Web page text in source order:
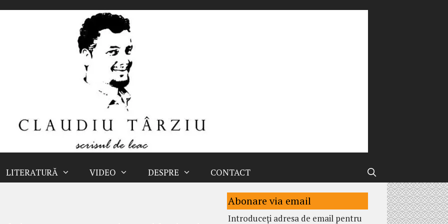
LITERATURĂ VIDEO DESPRE CONTACT
Abonare via email
Introduceți adresa de email pentru